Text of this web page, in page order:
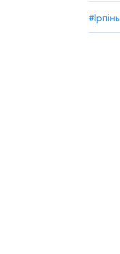
#Ірпінь